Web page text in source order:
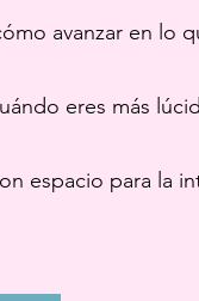
avanzar en lo
eres más
espacio para la